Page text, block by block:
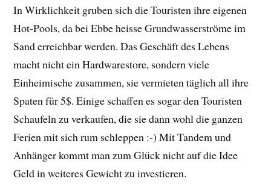
In Wirklichkeit gruben sich die Touristen ihre eigenen
Hot-Pools, da bei Ebbe heisse Grundwasserströme im
Sand erreichbar werden. Das Geschäft des Lebens
macht nicht ein Hardwarestore, sondern viele
Einheimische zusammen, sie vermieten täglich all ihre
Spaten für 5$. Einige schaffen es sogar den Touristen
Schaufeln zu verkaufen, die sie dann wohl die ganzen
Ferien mit sich rum schleppen :-) Mit Tandem und
Anhänger kommt man zum Glück nicht auf die Idee
Geld in weiteres Gewicht zu investieren.